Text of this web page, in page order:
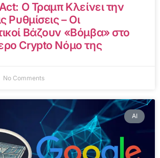
Ο Τραμπ Κλείνει την
Ρυθμίσεις – Οι
Βάζουν «Βόμβα» στο
Crypto Νόμο της
No Comments
AI